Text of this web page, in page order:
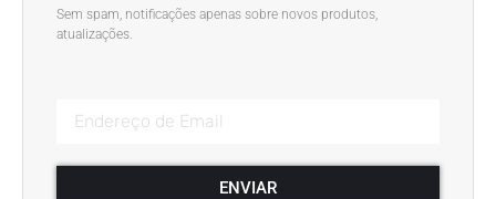
Sem spam, notificações apenas sobre novos produtos,
atualizações.
ENVIAR